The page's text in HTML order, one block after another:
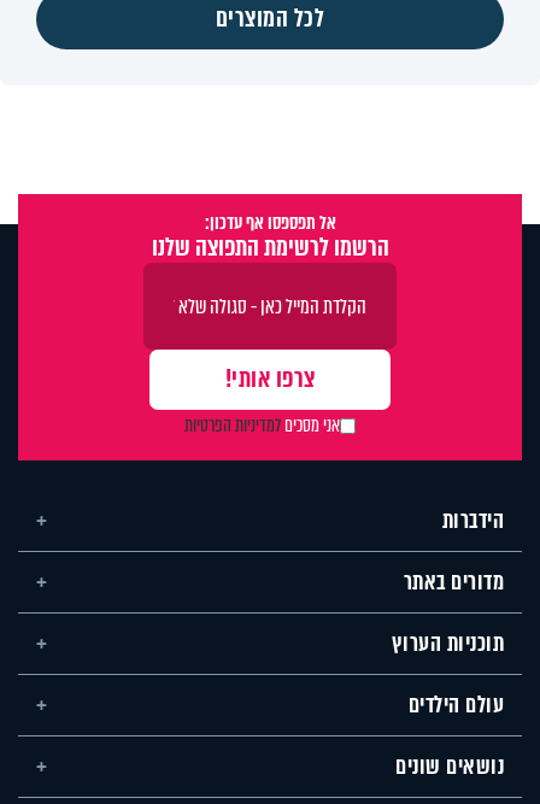
לכל המוצרים
אל תפספסו אף עדכון:
הרשמו לרשימת התפוצה שלנו
אני מסכיםלמדיניות הפרטיות
הידברות
מדורים באתר
תוכניות הערוץ
עולם הילדים
נושאים שונים